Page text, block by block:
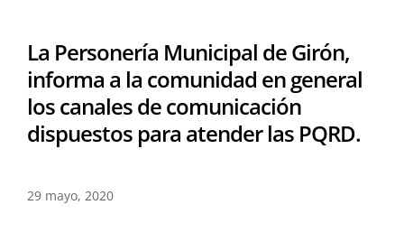
La Personería Municipal de Girón,
informa a la comunidad en general
los canales de comunicación
dispuestos para atender las PQRD.
29 mayo, 2020